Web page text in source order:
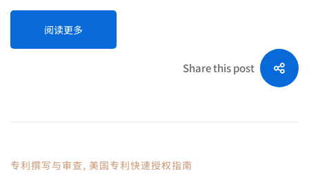
阅读更多
Share this post
专利撰写与审查, 美国专利快速授权指南